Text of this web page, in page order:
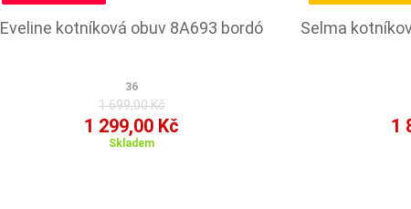
Eveline kotníková obuv 8A693 bordó
36
1 699,00 Kč
1 299,00 Kč
Skladem
Selma
1